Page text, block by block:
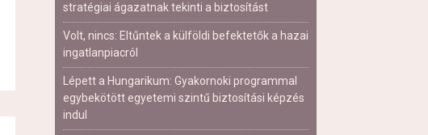
stratégiai ágazatnak tekinti a biztosítást
Volt, nincs: Eltűntek a külföldi befektetők a hazai
ingatlanpiacról
Lépett a Hungarikum: Gyakornoki programmal
egybekötött egyetemi szintű biztosítási képzés
indul